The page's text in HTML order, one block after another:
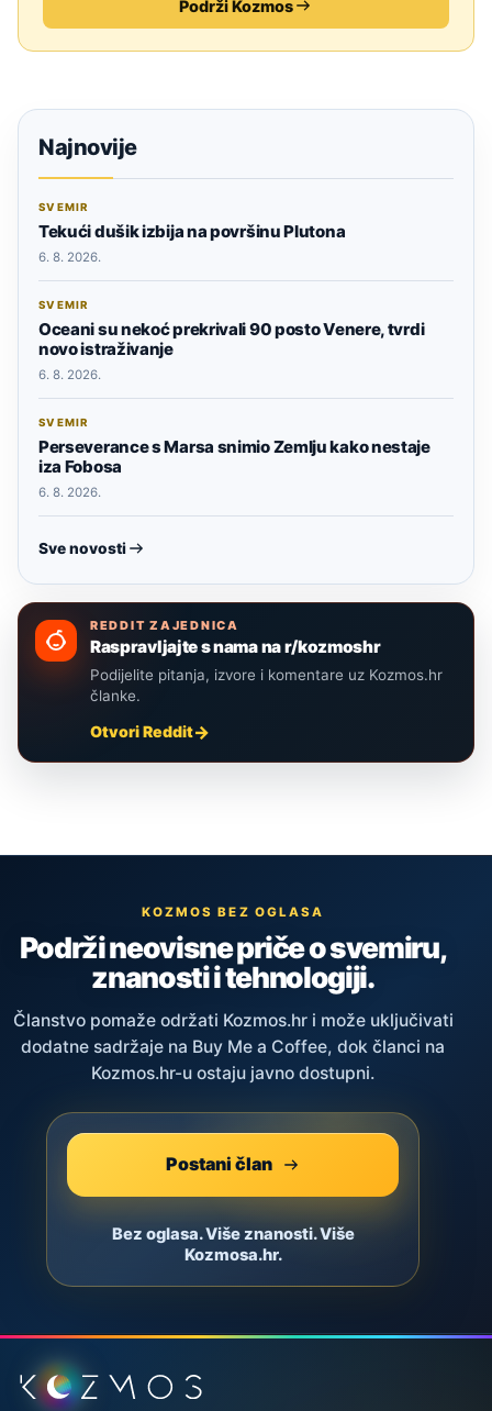
Podrži Kozmos
Najnovije
SVEMIR
Tekući dušik izbija na površinu Plutona
6. 8. 2026.
SVEMIR
Oceani su nekoć prekrivali 90 posto Venere, tvrdi
novo istraživanje
6. 8. 2026.
SVEMIR
Perseverance s Marsa snimio Zemlju kako nestaje
iza Fobosa
6. 8. 2026.
Sve novosti
REDDIT ZAJEDNICA
Raspravljajte s nama na r/kozmoshr
Podijelite pitanja, izvore i komentare uz Kozmos.hr
članke.
Otvori Reddit
KOZMOS BEZ OGLASA
Podrži neovisne priče o svemiru,
znanosti i tehnologiji.
Članstvo pomaže održati Kozmos.hr i može uključivati
dodatne sadržaje na Buy Me a Coffee, dok članci na
Kozmos.hr-u ostaju javno dostupni.
Postani član
Bez oglasa. Više znanosti. Više
Kozmosa.hr.
Podnožje stranice